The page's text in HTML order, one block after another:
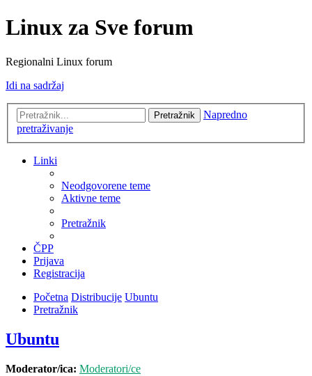
Linux za Sve forum
Regionalni Linux forum
Idi na sadržaj
Pretražnik
Napredno
pretraživanje
Linki
Neodgovorene teme
Aktivne teme
Pretražnik
ČPP
Prijava
Registracija
Početna Distribucije Ubuntu
Pretražnik
Ubuntu
Moderator/ica: Moderatori/ce